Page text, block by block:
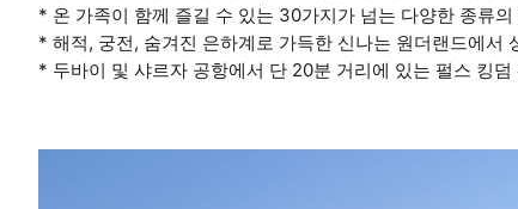
* 온 가족이 함께 즐길 수 있는 30가지가 넘는 다양한 종류
* 해적, 궁전, 숨겨진 은하계로 가득한 신나는 원더랜드에서
* 두바이 및 샤르자 공항에서 단 20분 거리에 있는 펄스 킹